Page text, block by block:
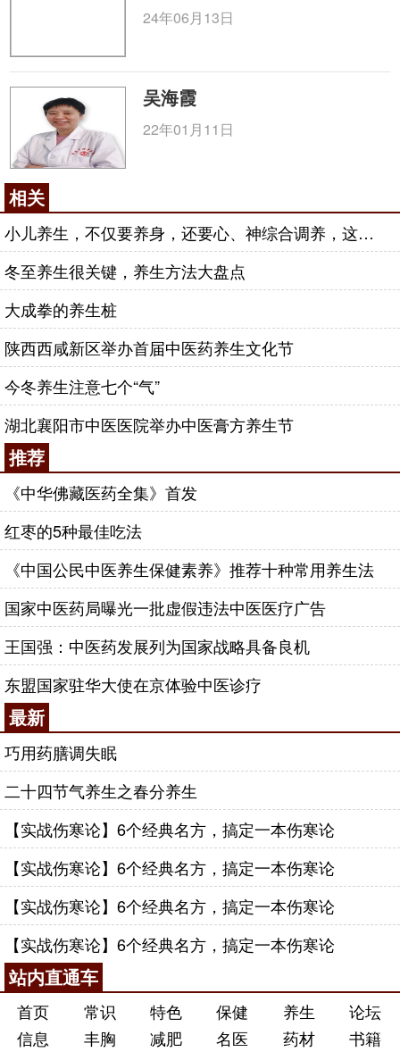
24年06月13日
吴海霞
22年01月11日
相关
小儿养生，不仅要养身，还要心、神综合调养，这才是健康育儿的关键
冬至养生很关键，养生方法大盘点
大成拳的养生桩
陕西西咸新区举办首届中医药养生文化节
今冬养生注意七个“气”
湖北襄阳市中医医院举办中医膏方养生节
推荐
《中华佛藏医药全集》首发
红枣的5种最佳吃法
《中国公民中医养生保健素养》推荐十种常用养生法
国家中医药局曝光一批虚假违法中医医疗广告
王国强：中医药发展列为国家战略具备良机
东盟国家驻华大使在京体验中医诊疗
最新
巧用药膳调失眠
二十四节气养生之春分养生
【实战伤寒论】6个经典名方，搞定一本伤寒论
【实战伤寒论】6个经典名方，搞定一本伤寒论
【实战伤寒论】6个经典名方，搞定一本伤寒论
【实战伤寒论】6个经典名方，搞定一本伤寒论
站内直通车
首页 常识 特色 保健 养生
论坛
信息
丰胸 减肥 名医 药材 书籍